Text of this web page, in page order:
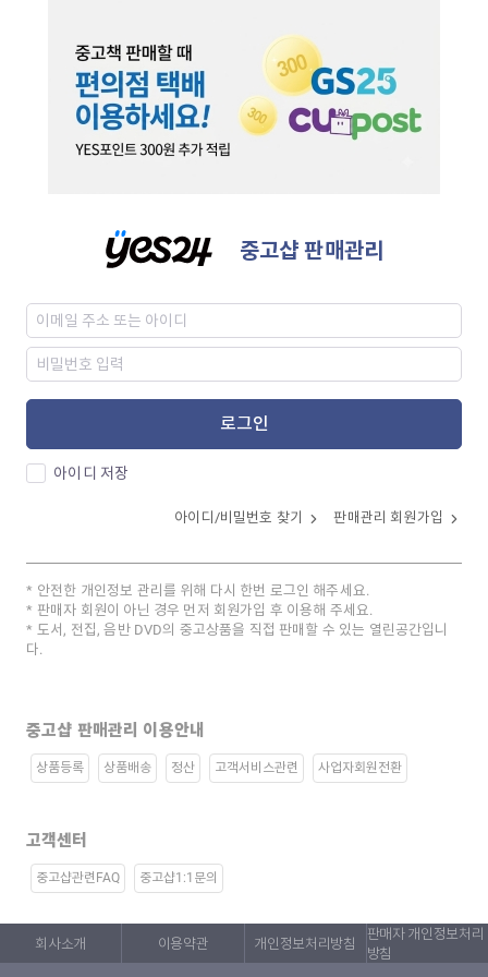
중고샵 판매관리
로그인
아이디 저장
아이디/비밀번호 찾기 판매관리 회원가입
안전한 개인정보 관리를 위해 다시 한번 로그인 해주세요.
판매자 회원이 아닌 경우 먼저 회원가입 후 이용해 주세요.
도서, 전집, 음반 DVD의 중고상품을 직접 판매할 수 있는 열린공간입니
다.
중고샵 판매관리 이용안내
상품등록 상품배송 정산 고객서비스관련 사업자회원전환
고객센터
중고샵관련FAQ 중고샵1:1문의
회사소개 이용약관 개인정보처리방침
판매자 개인정보처리
방침